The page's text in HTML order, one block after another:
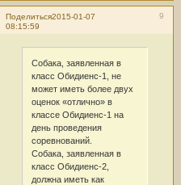
Поделиться 9
2015-01-07
08:15:59
Собака, заявленная в
класс Обидиенс-1, не
может иметь более двух
оценок «отлично» в
классе Обидиенс-1 на
день проведения
соревнований.
Собака, заявленная в
класс Обидиенс-2,
должна иметь как